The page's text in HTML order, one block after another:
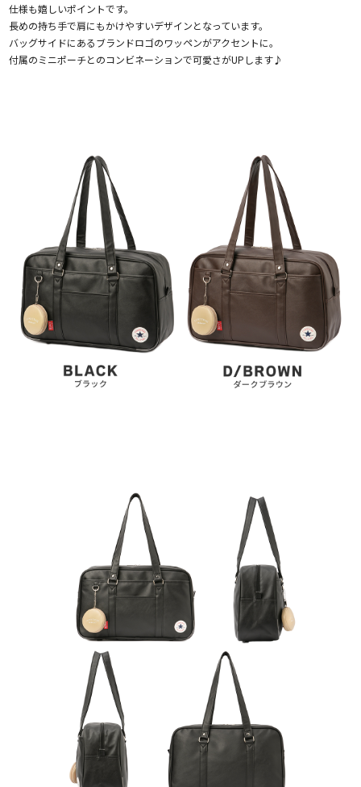
仕様も嬉しいポイントです。
長めの持ち手で肩にもかけやすいデザインとなっています。
バッグサイドにあるブランドロゴのワッペンがアクセントに。
付属のミニポーチとのコンビネーションで可愛さがUPします♪